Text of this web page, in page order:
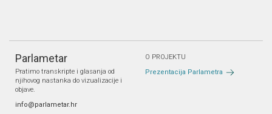
Parlametar
Pratimo transkripte i glasanja od
njihovog nastanka do vizualizacije i
objave.
info@parlametar.hr
O PROJEKTU
Prezentacija Parlametra